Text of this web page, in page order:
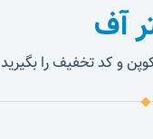
آف
و کد تخفیف را بگیرید